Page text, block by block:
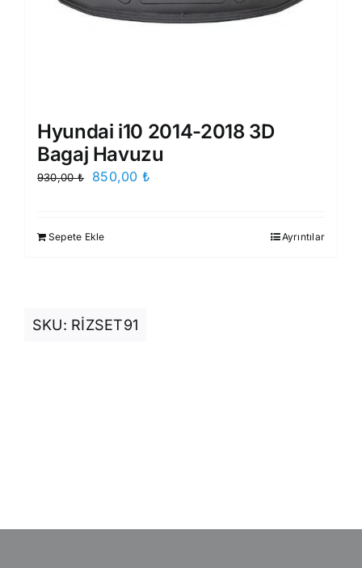
Hyundai i10 2014-2018 3D
Bagaj Havuzu
930,00₺
Orijinal
850,00 ₺
Sepete Ekle Ayrıntılar
SKU: RİZSET91